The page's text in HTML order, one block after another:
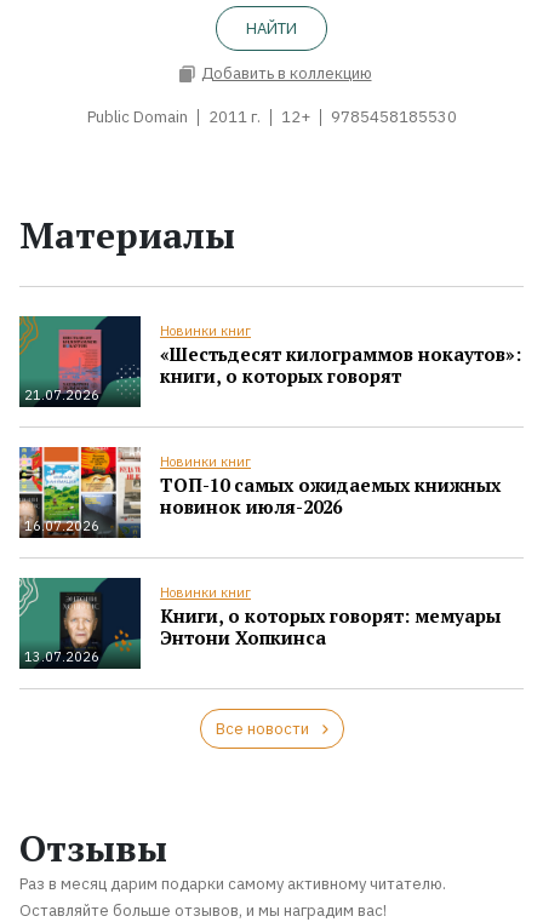
НАЙТИ
Добавить в коллекцию
Public Domain 2011 г. 12+ 9785458185530
Материалы
21.07.2026
Новинки книг
«Шестьдесят килограммов нокаутов»:
книги, о которых говорят
16.07.2026
Новинки книг
ТОП-10 самых ожидаемых книжных
новинок июля-2026
13.07.2026
Новинки книг
Книги, о которых говорят: мемуары
Энтони Хопкинса
Все новости
Отзывы
Раз в месяц дарим подарки самому активному читателю.
Оставляйте больше отзывов, и мы наградим вас!